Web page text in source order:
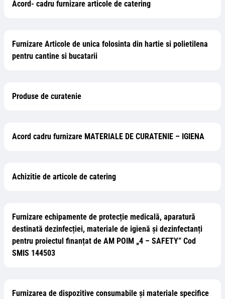
Acord- cadru furnizare articole de catering
Furnizare Articole de unica folosinta din hartie si polietilena
pentru cantine si bucatarii
Produse de curatenie
Acord cadru furnizare MATERIALE DE CURATENIE – IGIENA
Achizitie de articole de catering
Furnizare echipamente de protecție medicală, aparatură
destinată dezinfecției, materiale de igienă și dezinfectanți
pentru proiectul finanțat de AM POIM „4 – SAFETY” Cod
SMIS 144503
Furnizarea de dispozitive consumabile și materiale specifice